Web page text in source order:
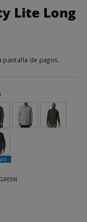
Lite Long
pantalla de pagos.